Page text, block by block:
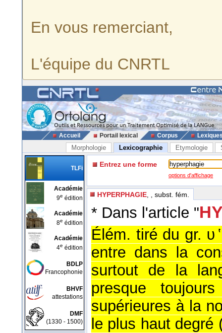
En vous remerciant,
L'équipe du CNRTL
Accueil Portail lexical Corpus
Morphologie Lexicographie Etymologie
TLFi
Académie
9e édition
Académie
8e édition
Académie
4e édition
BDLP
Francophonie
BHVF
attestations
DMF
(1330 - 1500)
Entrez une forme
options d'affichage
HYPERPHAGIE , , subst. fém.
* Dans l'article "
Élém. tiré du gr.
entre dans la
surtout de la
presque
supérieures à la
le plus haut